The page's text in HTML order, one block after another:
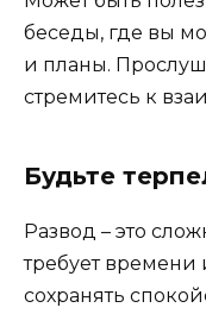
беседы, где вы
и планы.
стремитесь к
Будьте
Развод – это
требует времени
сохранять